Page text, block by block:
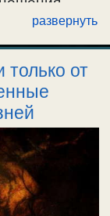
по
а …
развернуть
только от